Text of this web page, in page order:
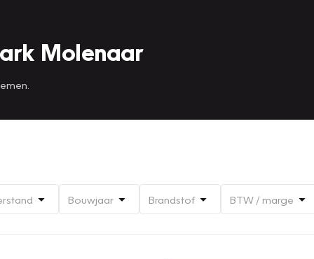
Molenaar
Bouwjaar Brandstof BTW / marge